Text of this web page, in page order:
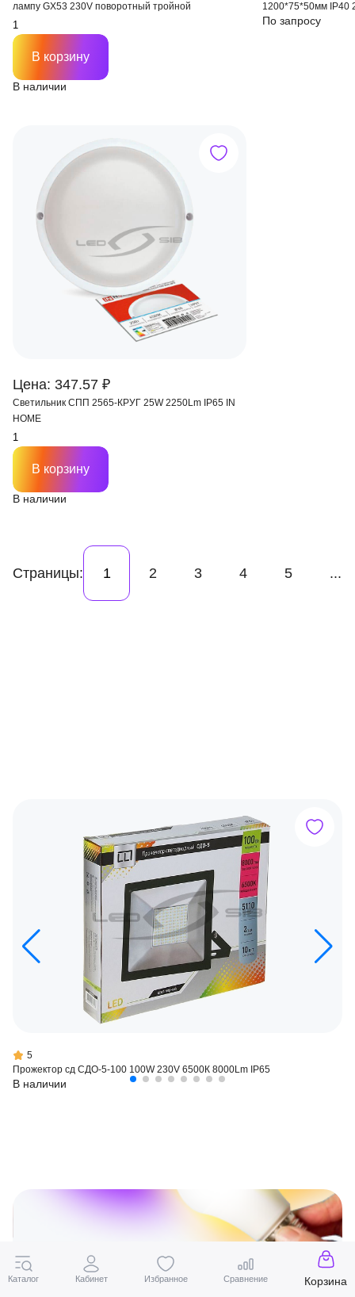
лампу GX53 230V поворотный тройной
В наличии
В корзину
1200*75*50мм IP40
По запросу
Цена: 347.57 ₽
Светильник СПП 2565-КРУГ 25W 2250Lm IP65 IN
HOME
В наличии
В корзину
Страницы: 1 2 3 4 5 ...
5
Прожектор сд СДО-5-100 100W 230V 6500К 8000Lm IP65
В наличии
Каталог Кабинет Избранное Сравнение Корзина